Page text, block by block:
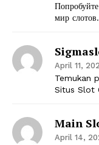
мир слотов.
April 11,
Temukan
Situs Slot
Main
April 14,